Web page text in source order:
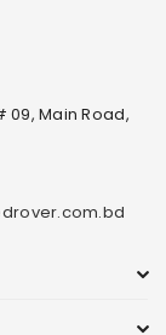
09, Main Road,